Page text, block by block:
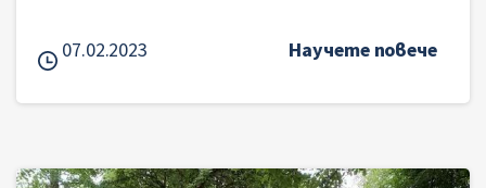
07.02.2023 Научете повече